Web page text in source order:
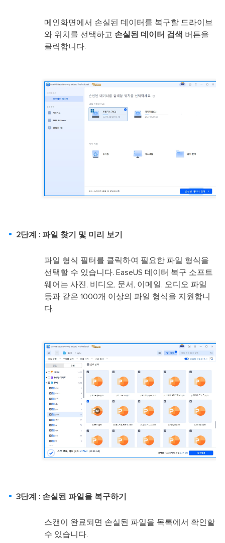
메인화면에서 손실된 데이터를 복구할 드라이브
와 위치를 선택하고 손실된 데이터 검색 버튼을
클릭합니다.
2단계 : 파일 찾기 및 미리 보기
파일 형식 필터를 클릭하여 필요한 파일 형식을
선택할 수 있습니다. EaseUS 데이터 복구 소프트
웨어는 사진, 비디오, 문서, 이메일, 오디오 파일
등과 같은 1000개 이상의 파일 형식을 지원합니
다.
3단계 : 손실된 파일을 복구하기
스캔이 완료되면 손실된 파일을 목록에서 확인할
수 있습니다.